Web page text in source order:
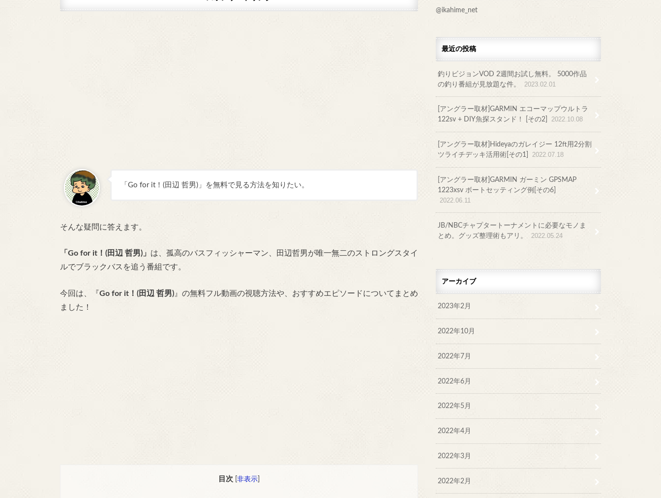
「Go for it！(田辺 哲男)」を無料で見る方法を知りたい。
そんな疑問に答えます。
「Go for it！(田辺 哲男)」 は、孤高のバスフィッシャーマン、田辺哲男が唯一無二のストロングスタイ
ルでブラックバスを追う番組です。
今回は、『 Go for it！(田辺 哲男) 』の無料フル動画の視聴方法や、おすすめエピソードについてまとめ
ました！
目次 非表示
@ikahime_net
最近の投稿
釣りビジョンVOD 2週間お試し無料。 5000作品
の釣り番組が見放題な件。
2023.02.01
[アングラー取材]GARMIN エコーマップウルトラ
122sv + DIY魚探スタンド！ [その2]
2022.10.08
[アングラー取材]Hideyaのガレイジー 12ft用2分割
ツライチデッキ活用術[その1]
2022.07.18
[アングラー取材]GARMIN ガーミン GPSMAP
1223xsv ボートセッティング例[その6]
2022.06.11
JB/NBCチャプタートーナメントに必要なモノま
とめ。グッズ整理術もアリ。
2022.05.24
アーカイブ
2023年2月
2022年10月
2022年7月
2022年6月
2022年5月
2022年4月
2022年3月
2022年2月